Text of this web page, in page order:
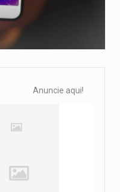
Anuncie aqui!